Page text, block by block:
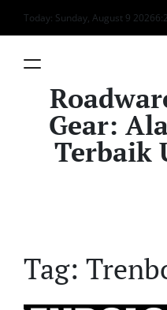
Skip
to
Today: Sunday, August 9 20266:
Gear:
Terbaik
Tag: